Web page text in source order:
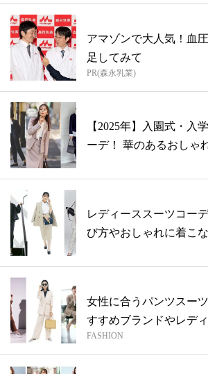
アマゾンで大人気！血
足してみて
PR(森永乳業)
【2025年】入園式・入
ーデ！ 華のあるおしゃ
レディーススーツコー
び方やおしゃれに着こ
女性に合うパンツスー
すすめブランドやレデ
FASHION